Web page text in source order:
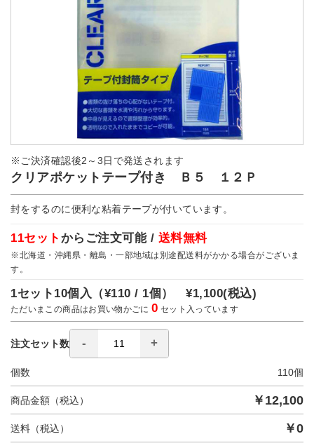
※ご決済確認後2～3日で発送されます
クリアポケットテープ付き Ｂ５ １２Ｐ
封をするのに便利な粘着テープが付いています。
11セット からご注文可能 / 送料無料
※北海道・沖縄県・離島・一部地域は別途配送料がかかる場合がございま
す。
1セット10個入（¥110 / 1個）¥1,100(税込)
ただいまこの商品はお買い物かごに0 セット入っています
注文セット数
個数 110個
商品金額（税込） ￥ 12,100
送料（税込） ￥0